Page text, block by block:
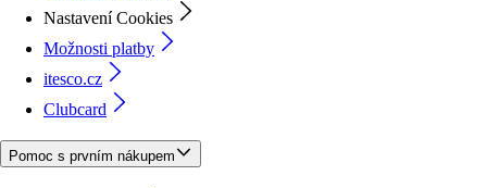
Nastavení Cookies
Možnosti platby
itesco.cz
Clubcard
Pomoc s prvním nákupem